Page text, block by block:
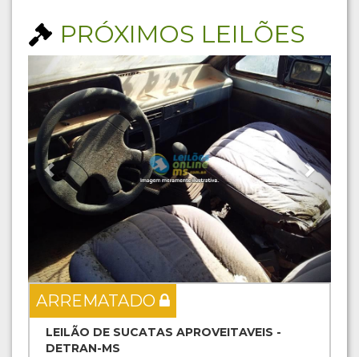
PRÓXIMOS LEILÕES
Previous Next
ARREMATADO
LEILÃO DE SUCATAS APROVEITAVEIS -
DETRAN-MS